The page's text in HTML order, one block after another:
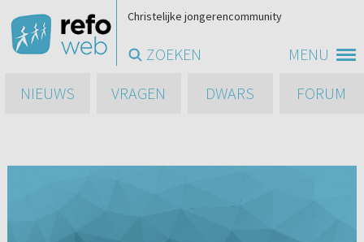
MENU
Christelijke jongerencommunity
ZOEKEN
NIEUWS
VRAGEN DWARS FORUM